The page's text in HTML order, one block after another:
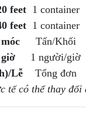
feet 1 container
feet 1 container
Tấn/Khối
1 người/giờ
Lễ
Tổng đơn
tế có thể thay đổi